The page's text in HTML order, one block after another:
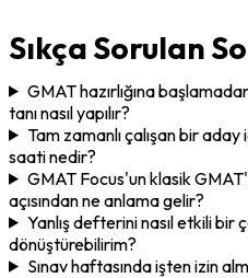
Sıkça Sorulan
GMAT hazırlığına
tanı nasıl yapılır?
Tam zamanlı çalışan bir
saati nedir?
GMAT Focus'un klasik
açısından ne anlama gelir?
Yanlış defterini nasıl etkili bir
dönüştürebilirim?
Sınav haftasında işten izin